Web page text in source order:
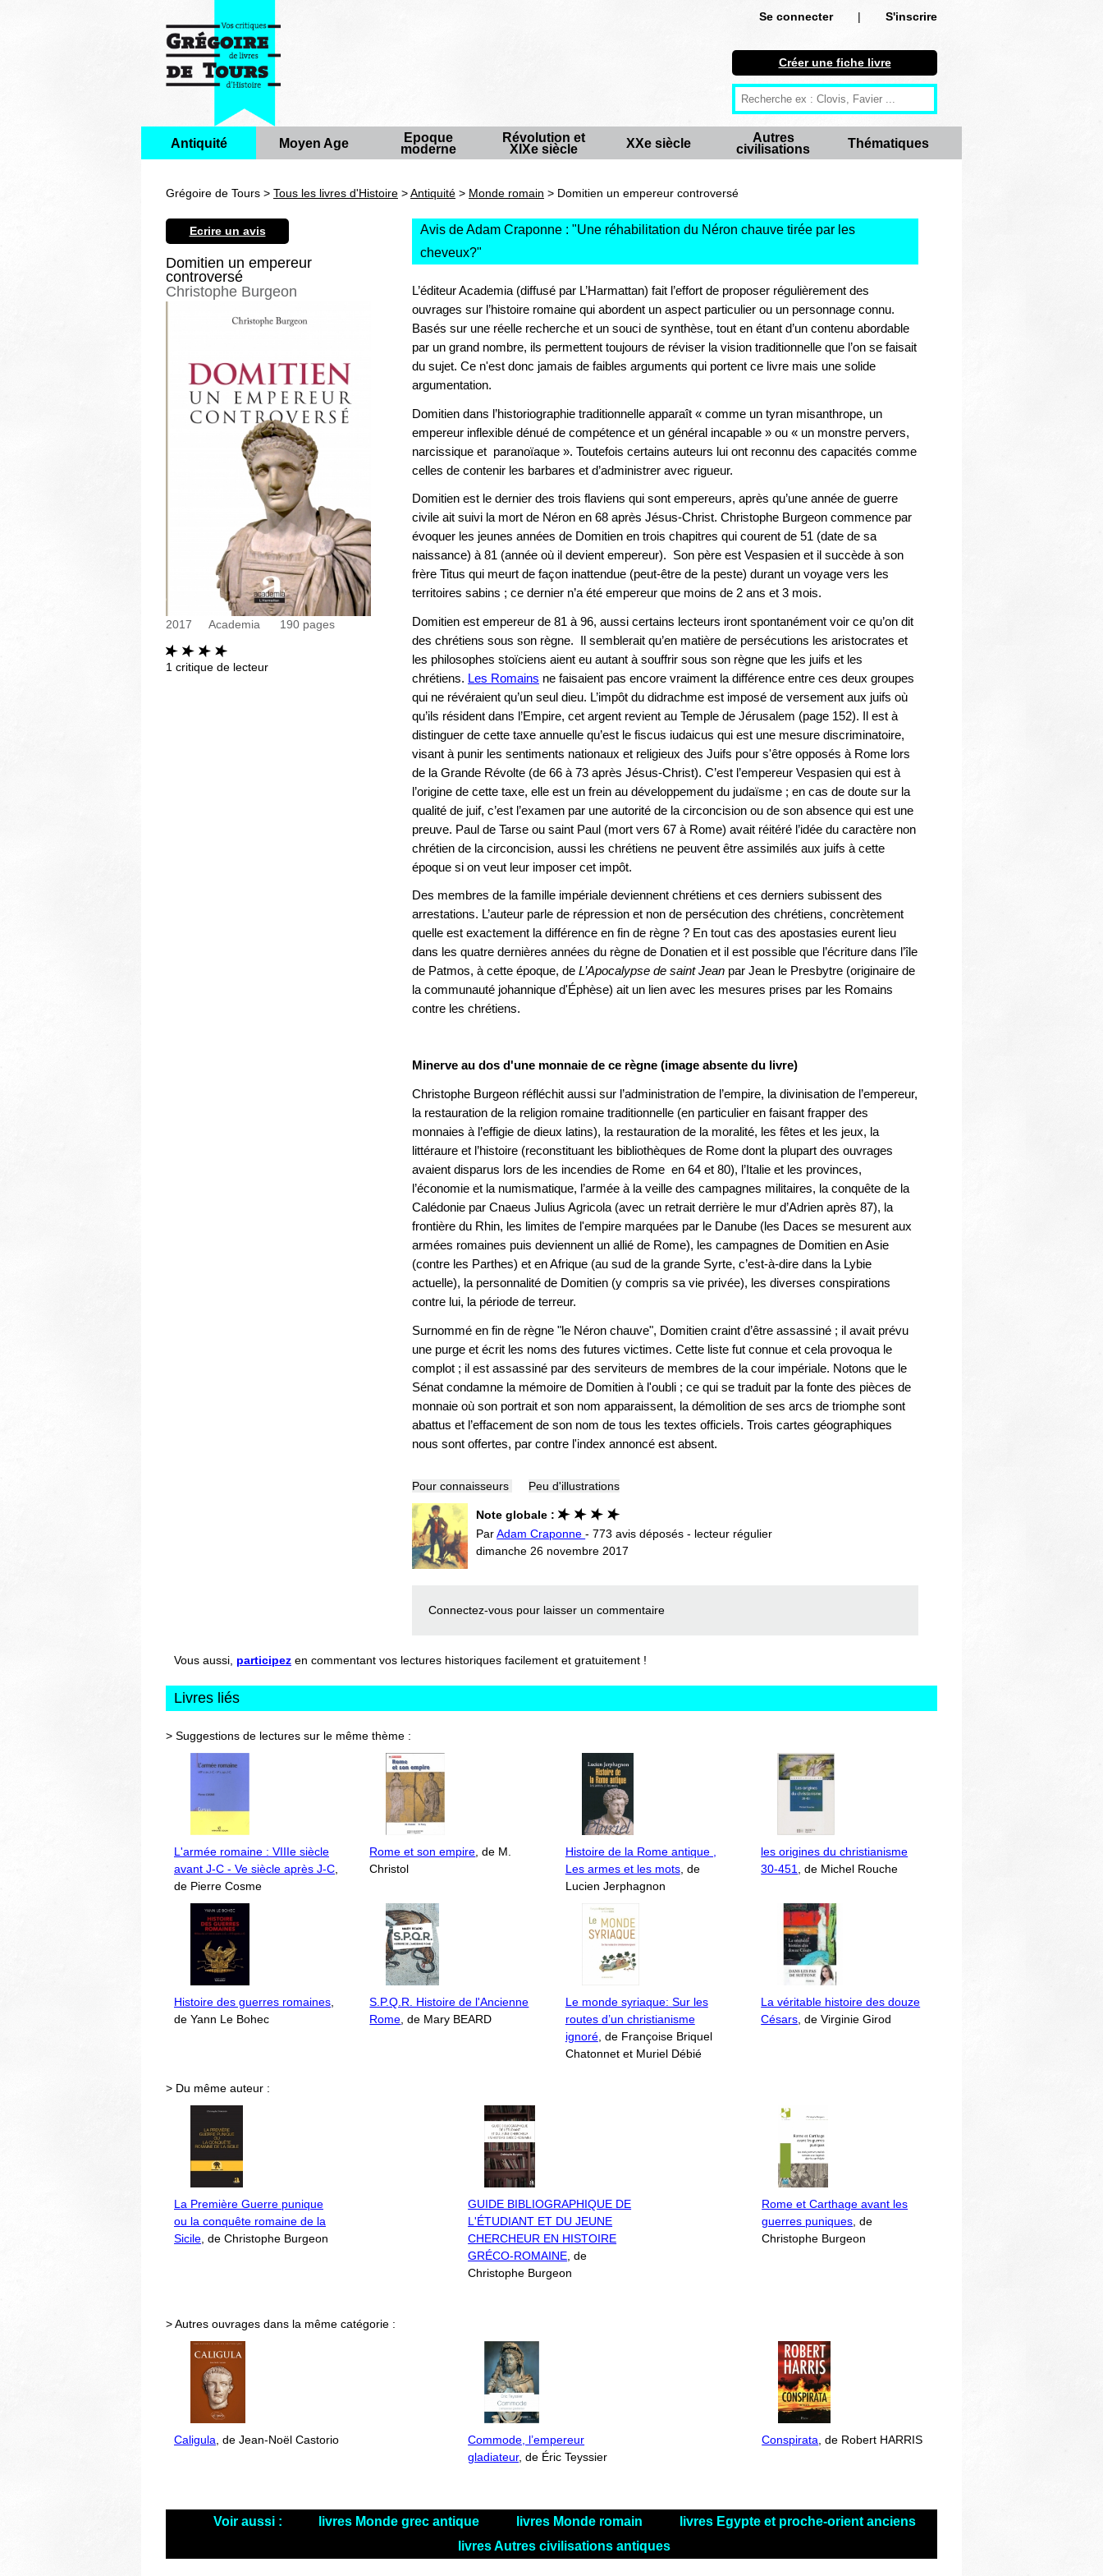
Se connecter |
S'inscrire
S'inscrire
Créer une fiche livre
Antiquité
Epoque moderne
XXe siècle
Autres civilisations
Thématiques
Créer une fiche livre
Antiquité Moyen Age
Epoque
moderne
Révolution et
XIXe siècle
XXe siècle
Autres
civilisations
Thématiques
Grégoire de Tours > Tous les livres d'Histoire >Antiquité > Monde romain > Domitien un empereur controversé
Ecrire un avis
Domitien un empereur
controversé
Christophe Burgeon
2017 Academia 190 pages
1 critique de lecteur
Avis de Adam Craponne : "Une réhabilitation du Néron chauve tirée par les
cheveux?"
L’éditeur Academia (diffusé par L’Harmattan) fait l’effort de proposer régulièrement des
ouvrages sur l’histoire romaine qui abordent un aspect particulier ou un personnage connu.
Basés sur une réelle recherche et un souci de synthèse, tout en étant d’un contenu abordable
par un grand nombre, ils permettent toujours de réviser la vision traditionnelle que l’on se faisait
du sujet. Ce n'est donc jamais de faibles arguments qui portent ce livre mais une solide
argumentation.
Domitien dans l’historiographie traditionnelle apparaît « comme un tyran misanthrope, un
empereur inflexible dénué de compétence et un général incapable » ou « un monstre pervers,
narcissique et paranoïaque ». Toutefois certains auteurs lui ont reconnu des capacités comme
celles de contenir les barbares et d’administrer avec rigueur.
Domitien est le dernier des trois flaviens qui sont empereurs, après qu’une année de guerre
civile ait suivi la mort de Néron en 68 après Jésus-Christ. Christophe Burgeon commence par
évoquer les jeunes années de Domitien en trois chapitres qui courent de 51 (date de sa
naissance) à 81 (année où il devient empereur). Son père est Vespasien et il succède à son
frère Titus qui meurt de façon inattendue (peut-être de la peste) durant un voyage vers les
territoires sabins ; ce dernier n’a été empereur que moins de 2 ans et 3 mois.
Domitien est empereur de 81 à 96, aussi certains lecteurs iront spontanément voir ce qu’on dit
des chrétiens sous son règne. Il semblerait qu’en matière de persécutions les aristocrates et
les philosophes stoïciens aient eu autant à souffrir sous son règne que les juifs et les
chrétiens. Les Romains ne faisaient pas encore vraiment la différence entre ces deux groupes
qui ne révéraient qu’un seul dieu. L’impôt du didrachme est imposé de versement aux juifs où
qu’ils résident dans l’Empire, cet argent revient au Temple de Jérusalem (page 152). Il est à
distinguer de cette taxe annuelle qu’est le fiscus iudaicus qui est une mesure discriminatoire,
visant à punir les sentiments nationaux et religieux des Juifs pour s'être opposés à Rome lors
de la Grande Révolte (de 66 à 73 après Jésus-Christ). C’est l’empereur Vespasien qui est à
l’origine de cette taxe, elle est un frein au développement du judaïsme ; en cas de doute sur la
qualité de juif, c’est l’examen par une autorité de la circoncision ou de son absence qui est une
preuve. Paul de Tarse ou saint Paul (mort vers 67 à Rome) avait réitéré l’idée du caractère non
chrétien de la circoncision, aussi les chrétiens ne peuvent être assimilés aux juifs à cette
époque si on veut leur imposer cet impôt.
Des membres de la famille impériale deviennent chrétiens et ces derniers subissent des
arrestations. L’auteur parle de répression et non de persécution des chrétiens, concrètement
quelle est exactement la différence en fin de règne ? En tout cas des apostasies eurent lieu
dans les quatre dernières années du règne de Donatien et il est possible que l’écriture dans l’île
de Patmos, à cette époque, de L’Apocalypse de saint Jean par Jean le Presbytre (originaire de
la communauté johannique d'Éphèse) ait un lien avec les mesures prises par les Romains
contre les chrétiens.
Minerve au dos d'une monnaie de ce règne (image absente du livre)
Christophe Burgeon réfléchit aussi sur l’administration de l’empire, la divinisation de l’empereur,
la restauration de la religion romaine traditionnelle (en particulier en faisant frapper des
monnaies à l’effigie de dieux latins), la restauration de la moralité, les fêtes et les jeux, la
littéraure et l’histoire (reconstituant les bibliothèques de Rome dont la plupart des ouvrages
avaient disparus lors de les incendies de Rome en 64 et 80), l’Italie et les provinces,
l’économie et la numismatique, l’armée à la veille des campagnes militaires, la conquête de la
Calédonie par Cnaeus Julius Agricola (avec un retrait derrière le mur d’Adrien après 87), la
frontière du Rhin, les limites de l'empire marquées par le Danube (les Daces se mesurent aux
armées romaines puis deviennent un allié de Rome), les campagnes de Domitien en Asie
(contre les Parthes) et en Afrique (au sud de la grande Syrte, c’est-à-dire dans la Lybie
actuelle), la personnalité de Domitien (y compris sa vie privée), les diverses conspirations
contre lui, la période de terreur.
Surnommé en fin de règne "le Néron chauve", Domitien craint d’être assassiné ; il avait prévu
une purge et écrit les noms des futures victimes. Cette liste fut connue et cela provoqua le
complot ; il est assassiné par des serviteurs de membres de la cour impériale. Notons que le
Sénat condamne la mémoire de Domitien à l'oubli ; ce qui se traduit par la fonte des pièces de
monnaie où son portrait et son nom apparaissent, la démolition de ses arcs de triomphe sont
abattus et l’effacement de son nom de tous les textes officiels. Trois cartes géographiques
nous sont offertes, par contre l'index annoncé est absent.
Pour connaisseurs Peu d'illustrations
Note globale :
ParAdam Craponne- 773 avis déposés - lecteur régulier
dimanche 26 novembre 2017
Connectez-vous pour laisser un commentaire
Vous aussi, participez en commentant vos lectures historiques facilement et gratuitement !
Livres liés
> Suggestions de lectures sur le même thème :
L'armée romaine : VIIIe siècle
avant J-C - Ve siècle après J-C
de Pierre Cosme
Rome et son empire , de M.
Christol
Histoire de la Rome antique ,
Les armes et les mots, de
Lucien Jerphagnon
les origines du christianisme
30-451
, de Michel Rouche
Histoire des guerres romaines
de Yann Le Bohec
S.P.Q.R. Histoire de l'Ancienne
Rome , de Mary BEARD
Le monde syriaque: Sur les
routes d’un christianisme
ignoré, de Françoise Briquel
Chatonnet et Muriel Débié
La véritable histoire des douze
Césars , de Virginie Girod
> Du même auteur :
La Première Guerre punique
ou la conquête romaine de la
Sicile , de Christophe Burgeon
GUIDE BIBLIOGRAPHIQUE DE
L'ÉTUDIANT ET DU JEUNE
CHERCHEUR EN HISTOIRE
GRÉCO-ROMAINE , de
Christophe Burgeon
Rome et Carthage avant les
guerres puniques , de
Christophe Burgeon
> Autres ouvrages dans la même catégorie :
Caligula , de Jean-Noël Castorio
Commode, l’empereur
gladiateur, de Éric Teyssier
Conspirata , de Robert HARRIS
Voir aussi : livres Monde grec antique livres Monde romain
livres Egypte et proche-orient anciens
livres Autres civilisations antiques